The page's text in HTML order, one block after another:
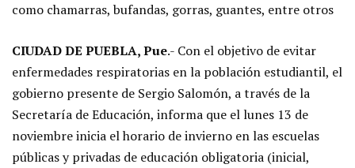
como chamarras, bufandas, gorras, guantes, entre otros
CIUDAD DE PUEBLA, Pue.- Con el objetivo de evitar
enfermedades respiratorias en la población estudiantil, el
gobierno presente de Sergio Salomón, a través de la
Secretaría de Educación, informa que el lunes 13 de
noviembre inicia el horario de invierno en las escuelas
públicas y privadas de educación obligatoria (inicial,